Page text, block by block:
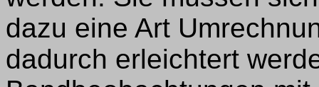
dazu eine Art
dadurch erleichtert